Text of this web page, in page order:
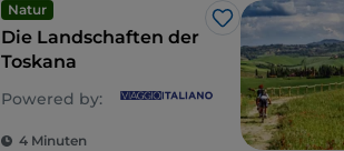
Natur
Like
Die Landschaften der
Toskana
Powered by:
4 Minuten